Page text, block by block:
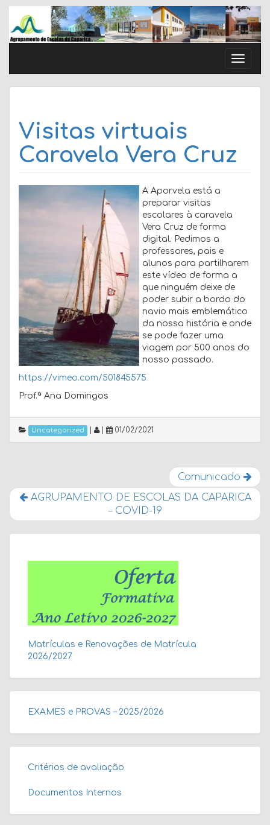
Skip
content
Toggle
Visitas virtuais
Caravela Vera Cruz
A Aporvela está a
preparar visitas
escolares à caravela
Vera Cruz de forma
digital. Pedimos a
professores, pais e
alunos para partilharem
este vídeo de forma a
que ninguém deixe de
poder subir a bordo do
navio mais emblemático
da nossa história e onde
se pode fazer uma
viagem por 500 anos do
nosso passado.
https://vimeo.com/501845575
Prof.ª Ana Domingos
Uncategorized 01/02/2021
Comunicado
AGRUPAMENTO DE ESCOLAS DA CAPARICA
– COVID-19
Matrículas e Renovações de Matrícula
2026/2027
EXAMES e PROVAS – 2025/2026
Critérios de avaliação
Documentos Internos